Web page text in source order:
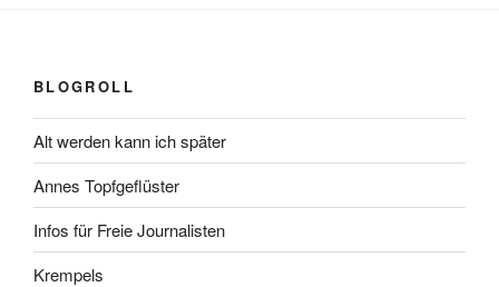
BLOGROLL
Alt werden kann ich später
Annes Topfgeflüster
Infos für Freie Journalisten
Krempels